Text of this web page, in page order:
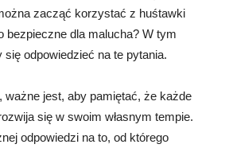
zacząć korzystać z huśtawki
bezpieczne dla malucha? W tym
odpowiedzieć na te pytania.
ważne jest, aby pamiętać, że każde
się w swoim własnym tempie.
odpowiedzi na to, od którego